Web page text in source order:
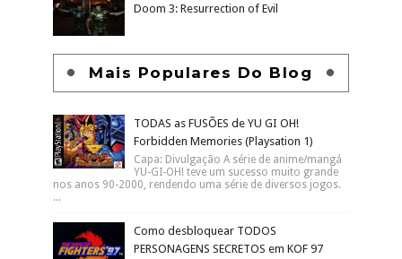
Doom 3: Resurrection of Evil
Mais Populares Do Blog
TODAS as FUSÕES de YU GI OH!
Forbidden Memories (Playsation 1)
Capa: Divulgação A série de anime/mangá
YU-GI-OH! teve um sucesso muito grande
nos anos 90-2000, rendendo uma série de diversos jogos.
...
Como desbloquear TODOS
PERSONAGENS SECRETOS em KOF 97